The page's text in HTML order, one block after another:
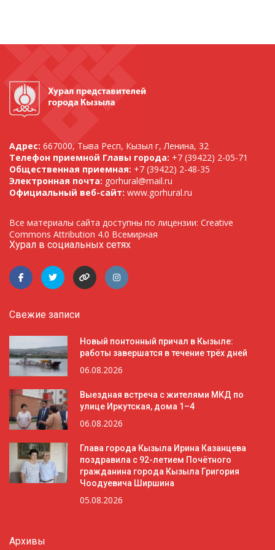
Адрес: 667000, Тыва Респ, Кызыл г, Ленина, 32
Телефон приемной Главы города: +7 (39422) 2-05-71
Общественная приемная: +7 (39422) 2-48-35
Электронная почта: gorhural@mail.ru
Официальный веб-сайт: www.gorhural.ru
Все материалы сайта доступны по лицензии: Creative
Commons Attribution 4.0 Всемирная
Хурал в социальных сетях
Свежие записи
Новый понтонный причал в Кызыле:
работы завершатся в течение трёх дней
06.08.2026
Выездная встреча с жителями МКД по
улице Иркутская, дома 1–4
06.08.2026
Глава города Кызыла Ирина Казанцева
поздравила с 92-летием Почётного
гражданина города Кызыла Григория
Чоодуевича Ширшина
05.08.2026
Архивы